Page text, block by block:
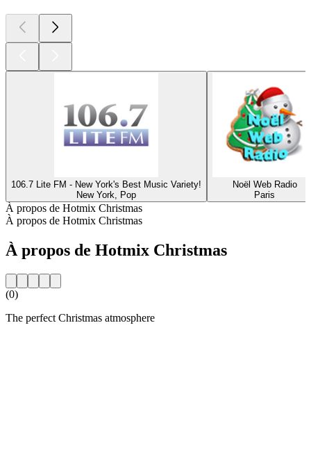
106.7 Lite FM - New York's Best Music Variety!
New York, Pop
Noël Web Radio
Paris
À propos de Hotmix Christmas
À propos de Hotmix Christmas
À propos de Hotmix Christmas
(0)
The perfect Christmas atmosphere